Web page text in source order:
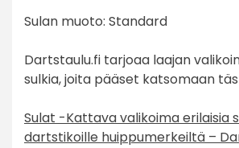
Sulan muoto: Standard
Dartstaulu.fi tarjoaa laajan
sulkia, joita pääset katsomaan
Sulat -Kattava valikoima erilaisia
dartstikoille huippumerkeiltä –